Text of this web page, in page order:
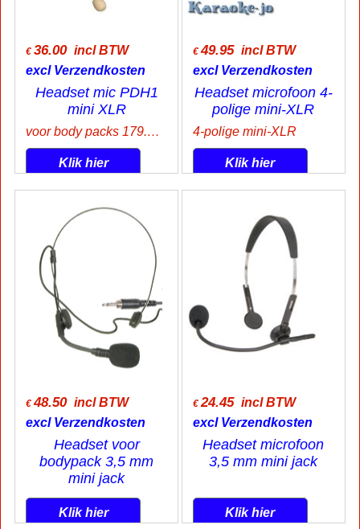
€ 36.00 incl BTW
excl Verzendkosten
Headset mic PDH1
mini XLR
voor body packs 179.104/179.124
Klik hier
€ 49.95 incl BTW
excl Verzendkosten
Headset microfoon 4-
polige mini-XLR
4-polige mini-XLR
Klik hier
€ 48.50 incl BTW
excl Verzendkosten
Headset voor
bodypack 3,5 mm
mini jack
Klik hier
€ 24.45 incl BTW
excl Verzendkosten
Headset microfoon
3,5 mm mini jack
Klik hier